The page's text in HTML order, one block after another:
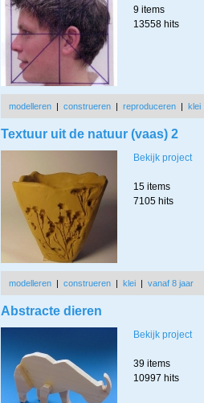
9 items
13558 hits
modelleren | construeren | reproduceren | klei
Textuur uit de natuur (vaas) 2
Bekijk project
15 items
7105 hits
modelleren | construeren | klei | vanaf 8 jaar
Abstracte dieren
Bekijk project
39 items
10997 hits